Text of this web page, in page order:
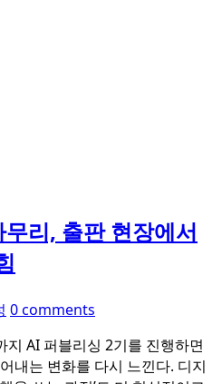
리, 출판 현장에서
0 comments
AI 퍼블리싱 2기를 진행하면
내는 변화를 다시 느낀다. 디지